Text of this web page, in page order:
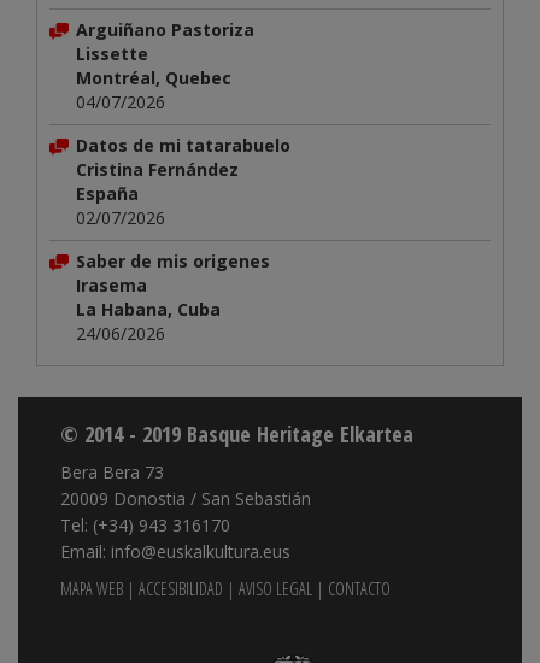
Arguiñano Pastoriza
Lissette
Montréal, Quebec
04/07/2026
Datos de mi tatarabuelo
Cristina Fernández
España
02/07/2026
Saber de mis origenes
Irasema
La Habana, Cuba
24/06/2026
© 2014 - 2019 Basque Heritage Elkartea
Bera Bera 73
20009 Donostia / San Sebastián
Tel: (+34) 943 316170
Email: info@euskalkultura.eus
MAPA WEB | ACCESIBILIDAD | AVISO LEGAL | CONTACTO